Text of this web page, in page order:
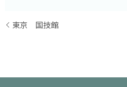
東京 国技館